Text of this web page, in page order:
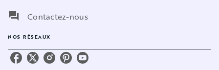
question_answer
Contactez-nous
NOS RÉSEAUX